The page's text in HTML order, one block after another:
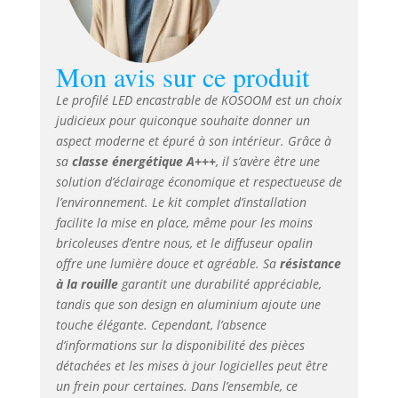
Canal LED
spécialement
discrète dans le
plâtre, parfait pour
architectes,
électriciens et
particuliers
cherchant un
rendu minimaliste
dans les niches,
faux plafonds ou
murs décoratifs.
Éclairage uniforme
& ambiance
élégante :
Diffuseur en
polycarbonate
opaque offrant une
lumière
Mon avis sur ce produit
Le profilé LED encastrable de KOSOOM est un choix
judicieux pour quiconque souhaite donner un
aspect moderne et épuré à son intérieur. Grâce à
sa classe énergétique A+++, il s’avère être une
solution d’éclairage économique et respectueuse de
l’environnement. Le kit complet d’installation
facilite la mise en place, même pour les moins
bricoleuses d’entre nous, et le diffuseur opalin
offre une lumière douce et agréable. Sa résistance
à la rouillegarantit une durabilité appréciable,
tandis que son design en aluminium ajoute une
touche élégante. Cependant, l’absence
d’informations sur la disponibilité des pièces
détachées et les mises à jour logicielles peut être
un frein pour certaines. Dans l’ensemble, ce